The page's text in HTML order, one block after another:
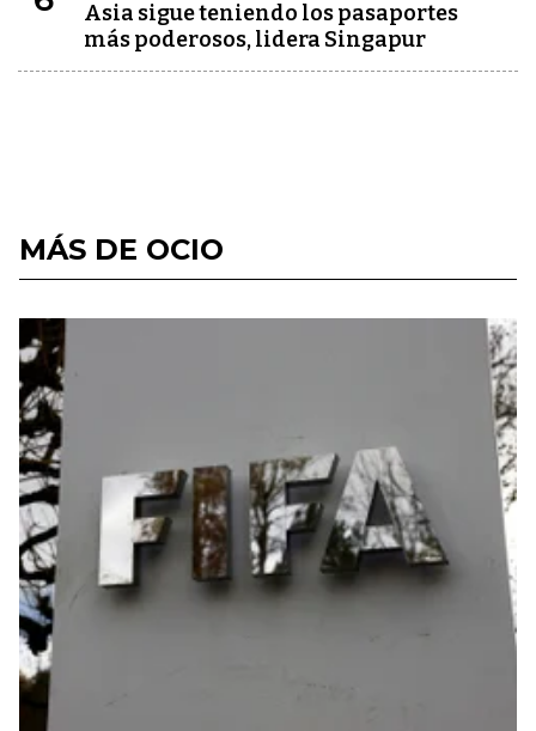
Asia sigue teniendo los pasaportes
más poderosos, lidera Singapur
MÁS DE OCIO